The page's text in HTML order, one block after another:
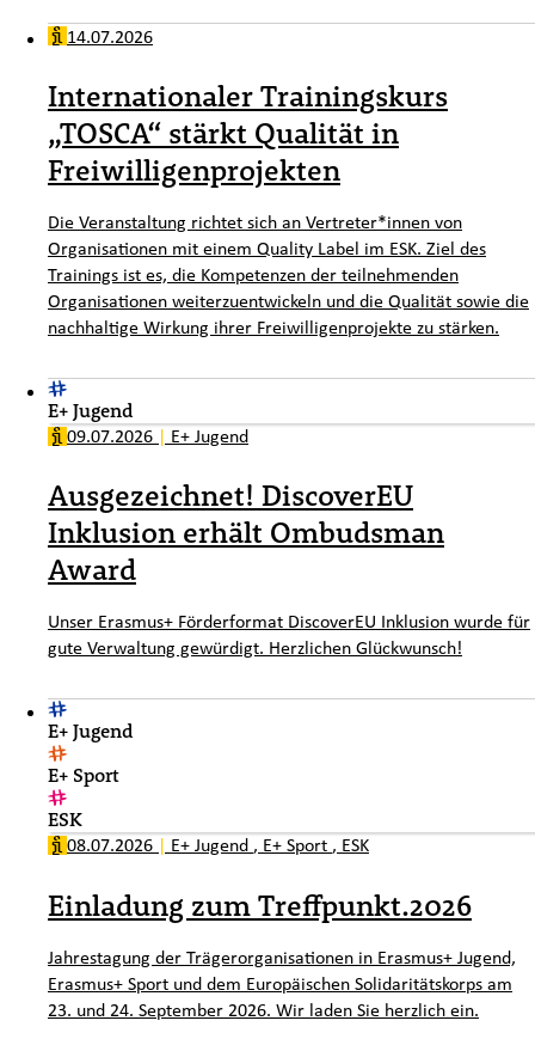
14.07.2026
Internationaler Trainingskurs
„TOSCA“ stärkt Qualität in
Freiwilligenprojekten
Die Veranstaltung richtet sich an Vertreter*innen von
Organisationen mit einem Quality Label im ESK. Ziel des
Trainings ist es, die Kompetenzen der teilnehmenden
Organisationen weiterzuentwickeln und die Qualität sowie die
nachhaltige Wirkung ihrer Freiwilligenprojekte zu stärken.
E+ Jugend
09.07.2026 | E+ Jugend
Ausgezeichnet! DiscoverEU
Inklusion erhält Ombudsman
Award
Unser Erasmus+ Förderformat DiscoverEU Inklusion wurde für
gute Verwaltung gewürdigt. Herzlichen Glückwunsch!
E+ Jugend
E+ Sport
ESK
08.07.2026 | E+ Jugend , E+ Sport , ESK
Einladung zum Treffpunkt.2026
Jahrestagung der Trägerorganisationen in Erasmus+ Jugend,
Erasmus+ Sport und dem Europäischen Solidaritätskorps am
23. und 24. September 2026. Wir laden Sie herzlich ein.